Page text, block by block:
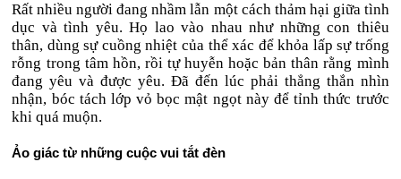
Rất nhiều người đang nhầm lẫn một cách thảm hại giữa tình
dục và tình yêu. Họ lao vào nhau như những con thiêu
thân, dùng sự cuồng nhiệt của thể xác để khỏa lấp sự trống
rỗng trong tâm hồn, rồi tự huyễn hoặc bản thân rằng mình
đang yêu và được yêu. Đã đến lúc phải thẳng thắn nhìn
nhận, bóc tách lớp vỏ bọc mật ngọt này để tỉnh thức trước
khi quá muộn.
Ảo giác từ những cuộc vui tắt đèn